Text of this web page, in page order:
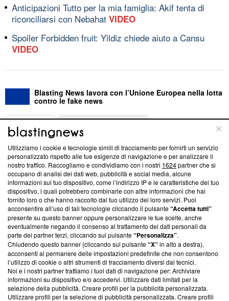
Anticipazioni Tutto per la mia famiglia: Akif tenta di
riconciliarsi con Nebahat VIDEO
Spoiler Forbidden fruit: Yildiz chiede aiuto a Cansu
VIDEO
Blasting News lavora con l’Unione Europea nella lotta
contro le fake news
ABOUT
Questa sezione offre informazioni trasparenti su Blasting
News, sui nostri processi editoriali e su come ci impegniamo a
creare news di qualità. Inoltre, afferma la nostra aderenza a
‘Trust Project - News with Integrity’Blasting News non è
ancora membro del programma, ma ha richiesto di farne
parte; Trust Project non ha ancora effettuato una verifica di
conformità agli standard.
Su di noi
Team editoriale
Corporate
Redazione
Utilizziamo i cookie e tecnologie simili di tracciamento per fornirti un servizio
personalizzato rispetto alle tue esigenze di navigazione e per analizzare il
nostro traffico. Raccogliamo e condividiamo con i nostri 1624partner che si
occupano di analisi dei dati web, pubblicità e social media, alcune
informazioni sul tuo dispositivo, come l’indirizzo IP e le caratteristiche del tuo
dispositivo, i quali potrebbero combinarle con altre informazioni che hai
fornito loro o che hanno raccolto dal tuo utilizzo dei loro servizi. Puoi
acconsentire all’uso di tali tecnologie cliccando il pulsante“Accetta tutti”
presente su questo banner oppure personalizzare le tue scelte, anche
eventualmente negando il consenso al trattamento dei dati personali da
parte dei partner terzi, cliccando sul pulsante“Personalizza”.
Chiudendo questo banner (cliccando sul pulsante“X”in alto a destra),
acconsenti al permanere delle impostazioni predefinite che non consentono
l’utilizzo di cookie o altri strumenti di tracciamento diversi dai tecnici.
Noi e i nostri partner trattiamo i tuoi dati di navigazione per: Archiviare
informazioni su dispositivo e/o accedervi. Utilizzare dati limitati per la
selezione della pubblicità. Creare profili per la pubblicità personalizzata.
Utilizzare profili per la selezione di pubblicità personalizzata. Creare profili